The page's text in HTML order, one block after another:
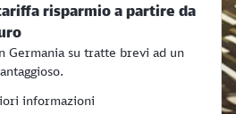
risparmio a partire da
Germania su tratte brevi ad un
informazioni